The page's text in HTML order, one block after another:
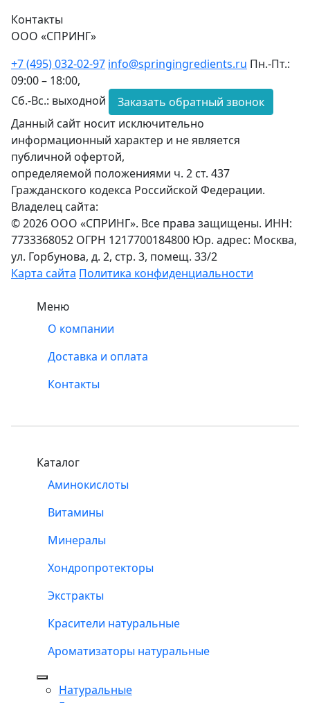
Контакты
ООО «СПРИНГ»
+7 (495) 032-02-97 info@springingredients.ru Пн.-Пт.:
09:00 – 18:00,
Сб.-Вс.: выходной
Заказать обратный звонок
Данный сайт носит исключительно
информационный характер и не является
публичной офертой,
определяемой положениями ч. 2 ст. 437
Гражданского кодекса Российской Федерации.
Владелец сайта:
© 2026 ООО «СПРИНГ». Все права защищены. ИНН:
7733368052 ОГРН 1217700184800 Юр. адрес: Москва,
ул. Горбунова, д. 2, стр. 3, помещ. 33/2
Карта сайта Политика конфиденциальности
Меню
О компании
Доставка и оплата
Контакты
Каталог
Аминокислоты
Витамины
Минералы
Хондропротекторы
Экстракты
Красители натуральные
Ароматизаторы натуральные
Натуральные